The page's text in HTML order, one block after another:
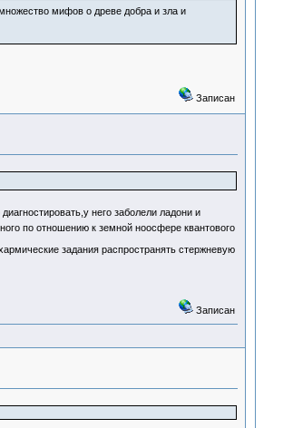
мифов о древе добра и зла и
Записан
него заболели ладони и
по отношению к земной ноосфере квантового
задания распространять стержневую
Записан